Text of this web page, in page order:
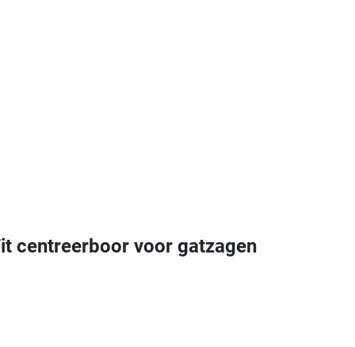
centreerboor voor gatzagen